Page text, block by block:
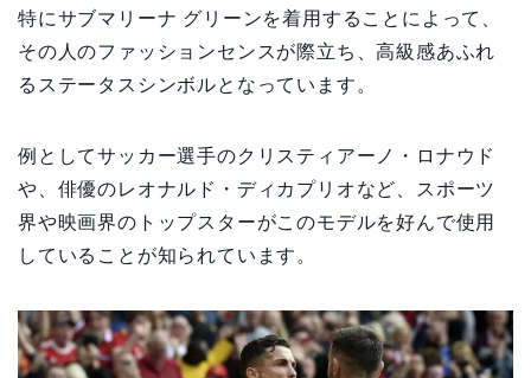
特にサブマリーナ グリーンを着用することによって、
その人のファッションセンスが際立ち、高級感あふれ
るステータスシンボルとなっています。
例としてサッカー選手のクリスティアーノ・ロナウド
や、俳優のレオナルド・ディカプリオなど、スポーツ
界や映画界のトップスターがこのモデルを好んで使用
していることが知られています。